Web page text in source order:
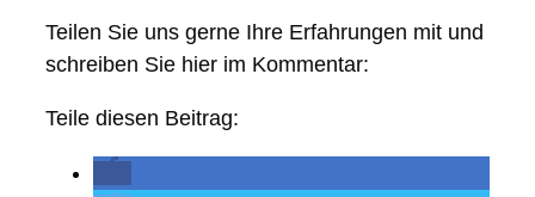
Teilen Sie uns gerne Ihre Erfahrungen mit und
schreiben Sie hier im Kommentar:
Teile diesen Beitrag: